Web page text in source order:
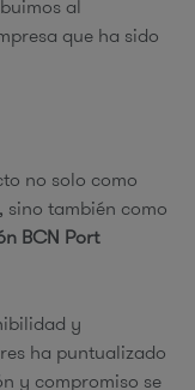
al
que ha sido
no solo como
sino también como
BCN Port
y
ha puntualizado
y compromiso se